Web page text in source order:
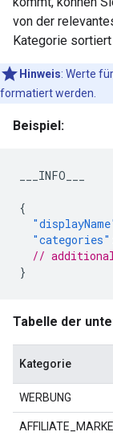
von der
Kategorie sortiert
Hinweis: Werte
formatiert werden.
Beispiel:
___INFO___
{
"categories"
//
}
Tabelle der
Kategorie
WERBUNG